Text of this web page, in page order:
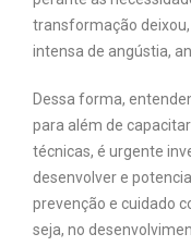
transformação
intensa de angústia,
Dessa forma,
para além de
técnicas, é urgente
desenvolver e
prevenção e cuidado
seja, no